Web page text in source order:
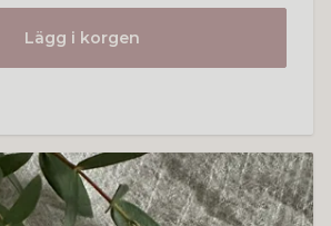
Lägg i korgen